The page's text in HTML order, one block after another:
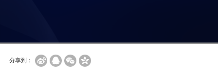
分享到：